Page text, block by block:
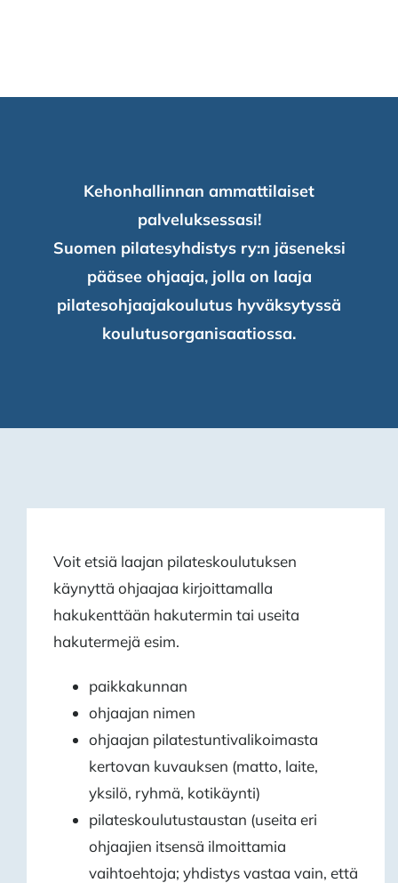
Kehonhallinnan ammattilaiset
palveluksessasi!
Suomen pilatesyhdistys ry:n jäseneksi
pääsee ohjaaja, jolla on laaja
pilatesohjaajakoulutus hyväksytyssä
koulutusorganisaatiossa.
Voit etsiä laajan pilateskoulutuksen
käynyttä ohjaajaa kirjoittamalla
hakukenttään hakutermin tai useita
hakutermejä esim.
paikkakunnan
ohjaajan nimen
ohjaajan pilatestuntivalikoimasta
kertovan kuvauksen (matto, laite,
yksilö, ryhmä, kotikäynti)
pilateskoulutustaustan (useita eri
ohjaajien itsensä ilmoittamia
vaihtoehtoja; yhdistys vastaa vain, että